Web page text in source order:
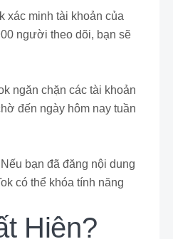
xác minh tài khoản của
người theo dõi, bạn sẽ
ngăn chặn các tài khoản
đến ngày hôm nay tuần
bạn đã đăng nội dung
có thể khóa tính năng
Hiện?